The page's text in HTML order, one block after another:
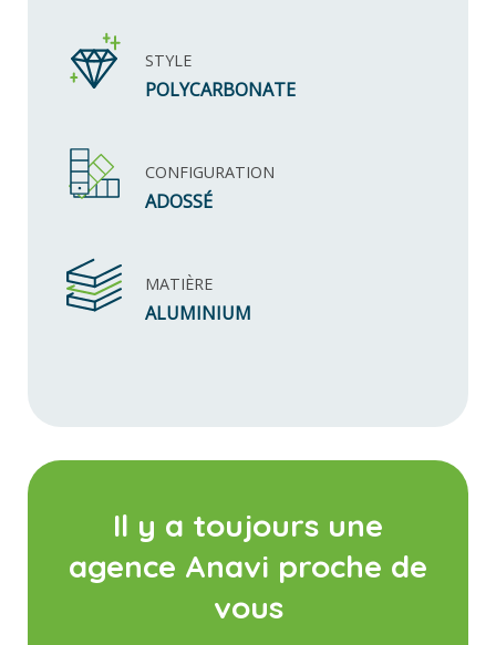
STYLE
POLYCARBONATE
CONFIGURATION
ADOSSÉ
MATIÈRE
ALUMINIUM
Il y a toujours une
agence Anavi proche de
vous